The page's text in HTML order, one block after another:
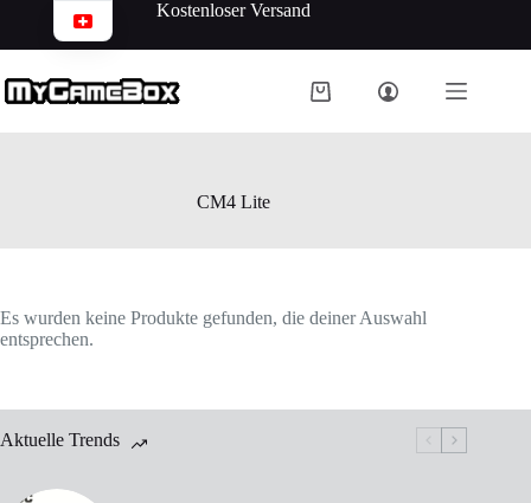
Kostenloser Versand
CM4 Lite
Es wurden keine Produkte gefunden, die deiner Auswahl
entsprechen.
Aktuelle Trends